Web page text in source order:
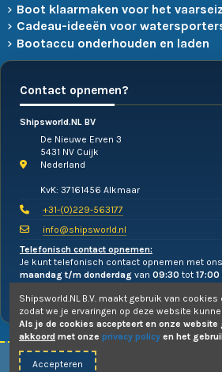
Boot klaarmaken voor het
Cadeau-ideeën voor
Bootaccu onderhouden en laden
Contact opnemen?
Shipsworld.NL BV
De Nieuwe Erven 3
5431 NV Cuijk
Nederland
KvK: 37161456 Alkmaar
+31-(0)229-563177
info@shipsworld.nl
Telefonisch contact opnemen:
Je kunt telefonisch contact opnemen met
maandag t/m donderdag van 09:30 tot 17:00
© 2010-2026 -
Shipsworld.NL B.V. maakt gebruik van
zodat we je ervaringen op deze website
Als je de cookies accepteert en onze website
akkoord met onze privacy policy en het
Accepteren